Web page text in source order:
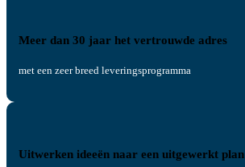
Meer dan 30 jaar het vertrouwde adres
met een zeer breed leveringsprogramma
Uitwerken ideeën naar een uitgewerkt plan